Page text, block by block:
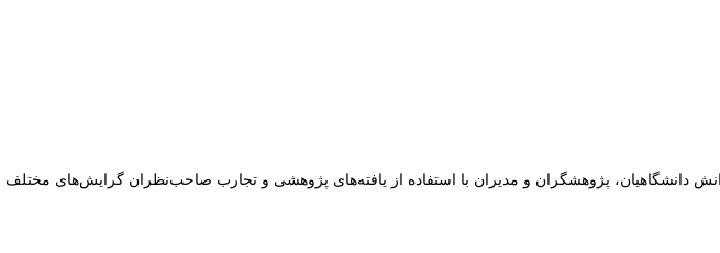
دانشگاهیان، پژوهشگران و مدیران با استفاده از یافته‌های پژوهشی و تجارب صاحب‌نظران گرایش‌های مختلف